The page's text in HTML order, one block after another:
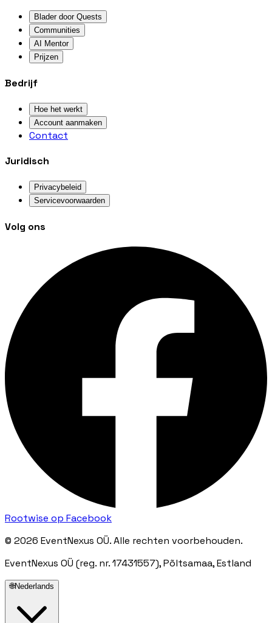
Blader door Quests
Communities
AI Mentor
Prijzen
Bedrijf
Hoe het werkt
Account aanmaken
Contact
Juridisch
Privacybeleid
Servicevoorwaarden
Volg ons
Rootwise op Facebook
© 2026 EventNexus OÜ. Alle rechten voorbehouden.
EventNexus OÜ (reg. nr. 17431557), Põltsamaa, Estland
🌐Nederlands